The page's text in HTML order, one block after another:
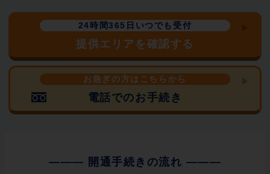
24時間365日いつでも受付
提供エリアを確認する
お急ぎの方はこちらから
電話でのお手続き